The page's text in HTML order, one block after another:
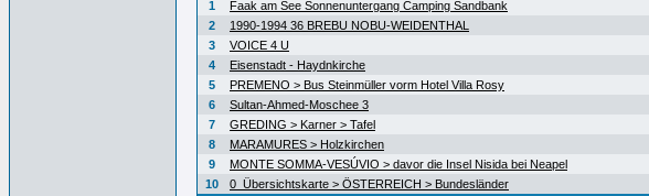
1
Faak am See Sonnenuntergang Camping Sandbank
2
1990-1994 36 BREBU NOBU-WEIDENTHAL
3
VOICE 4 U
4
Eisenstadt - Haydnkirche
5
PREMENO > Bus Steinmüller vorm Hotel Villa Rosy
6
Sultan-Ahmed-Moschee 3
7
GREDING > Karner > Tafel
8
MARAMURES > Holzkirchen
9
MONTE SOMMA-VESÚVIO > davor die Insel Nisida bei Neapel
10
0_Übersichtskarte > ÖSTERREICH > Bundesländer